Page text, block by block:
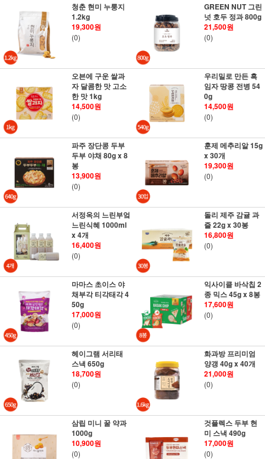
청춘 현미 누룽지
1.2kg
19,300원
(0)
GREEN NUT 그린
넛 호두 정과 800g
21,500원
(0)
오븐에 구운 쌀과
자 달콤한 맛 고소
한 맛 1kg
14,500원
(0)
우리밀로 만든 흑
임자 땅콩 전병 54
0g
14,500원
(0)
파주 장단콩 두부
두부 야채 80g x 8
봉
13,900원
(0)
훈제 메추리알 15g
x 30개
19,300원
(0)
서정옥의 느린부엌
느린식혜 1000ml
x 4개
16,400원
(0)
돌리 제주 감귤 과
즐 22g x 30봉
16,800원
(0)
마마스 초이스 야
채부각 티각태각 4
50g
17,000원
(0)
익사이클 바삭칩 2
종 믹스 45g x 8봉
17,600원
(0)
헤이그램 서리태
스낵 650g
18,700원
(0)
화과방 프리미엄
양갱 40g x 40개
21,000원
(0)
삼립 미니 꿀 약과
1000g
10,900원
(0)
것플렉스 두부 현
미 스낵 490g
17,000원
(0)